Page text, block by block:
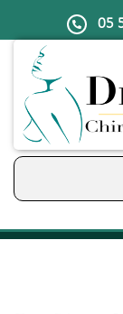
05